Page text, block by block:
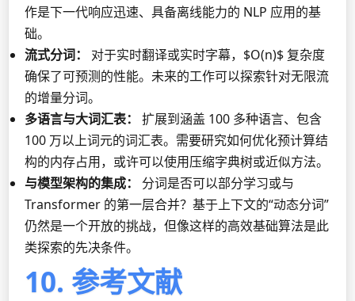
作是下一代响应迅速、具备离线能力的 NLP 应用的基
础。
流式分词：
对于实时翻译或实时字幕，$O(n)$ 复杂度
确保了可预测的性能。未来的工作可以探索针对无限流
的增量分词。
多语言与大词汇表：
扩展到涵盖 100 多种语言、包含
100 万以上词元的词汇表。需要研究如何优化预计算结
构的内存占用，或许可以使用压缩字典树或近似方法。
与模型架构的集成：
分词是否可以部分学习或与
Transformer 的第一层合并？基于上下文的“动态分词”
仍然是一个开放的挑战，但像这样的高效基础算法是此
类探索的先决条件。
10. 参考文献